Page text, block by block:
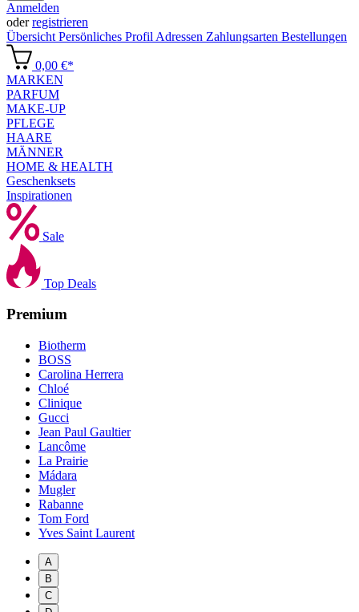
Anmelden
oderregistrieren
Übersicht Persönliches Profil Adressen Zahlungsarten Bestellungen
0,00 €*
MARKEN
PARFUM
MAKE-UP
PFLEGE
HAARE
MÄNNER
HOME & HEALTH
Geschenksets
Inspirationen
Sale
Top Deals
Premium
Biotherm
BOSS
Carolina Herrera
Chloé
Clinique
Gucci
Jean Paul Gaultier
Lancôme
La Prairie
Mádara
Mugler
Rabanne
Tom Ford
Yves Saint Laurent
A
B
C